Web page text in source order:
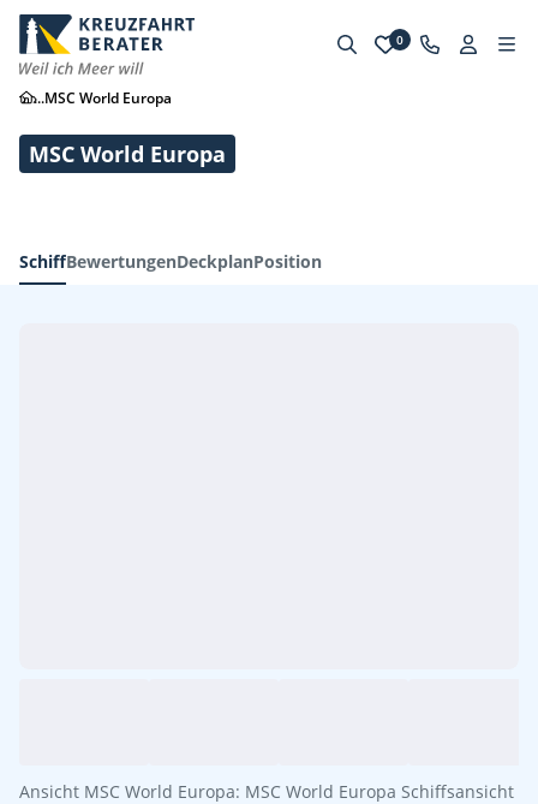
0
...MSC World Europa
MSC World Europa
SchiffBewertungenDeckplanPosition
Ansicht MSC World Europa: MSC World Europa Schiffsansicht